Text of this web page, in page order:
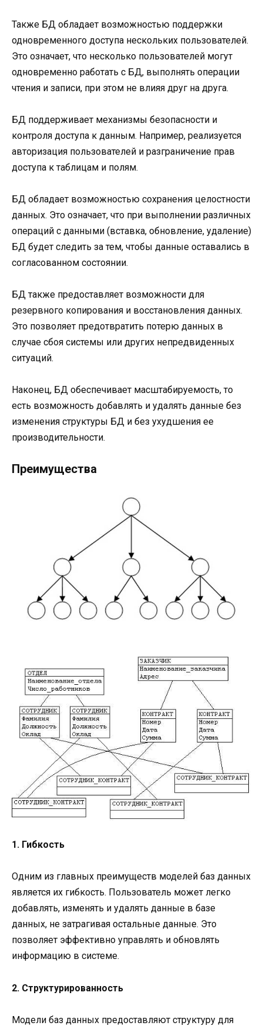
Также БД обладает возможностью поддержки
одновременного доступа нескольких пользователей.
Это означает, что несколько пользователей могут
одновременно работать с БД, выполнять операции
чтения и записи, при этом не влияя друг на друга.
БД поддерживает механизмы безопасности и
контроля доступа к данным. Например, реализуется
авторизация пользователей и разграничение прав
доступа к таблицам и полям.
БД обладает возможностью сохранения целостности
данных. Это означает, что при выполнении различных
операций с данными (вставка, обновление, удаление)
БД будет следить за тем, чтобы данные оставались в
согласованном состоянии.
БД также предоставляет возможности для
резервного копирования и восстановления данных.
Это позволяет предотвратить потерю данных в
случае сбоя системы или других непредвиденных
ситуаций.
Наконец, БД обеспечивает масштабируемость, то
есть возможность добавлять и удалять данные без
изменения структуры БД и без ухудшения ее
производительности.
Преимущества
1. Гибкость
Одним из главных преимуществ моделей баз данных
является их гибкость. Пользователь может легко
добавлять, изменять и удалять данные в базе
данных, не затрагивая остальные данные. Это
позволяет эффективно управлять и обновлять
информацию в системе.
2. Структурированность
Модели баз данных предоставляют структуру для